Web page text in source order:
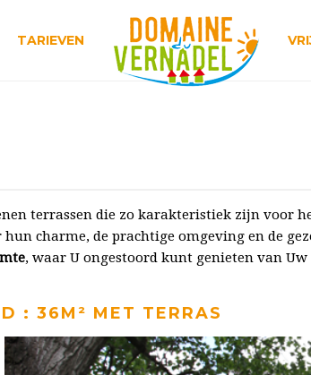
TARIEVEN
terrassen die zo karakteristiek zijn voor
charme, de prachtige omgeving en de
, waar U ongestoord kunt genieten van
: 36M² MET TERRAS